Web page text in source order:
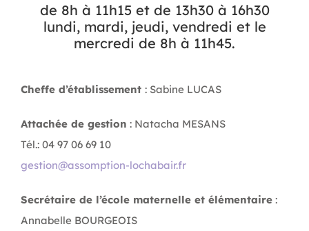
de 8h à 11h15 et de 13h30 à 16h30
lundi, mardi, jeudi, vendredi et le
mercredi de 8h à 11h45.
Cheffe d’établissement : Sabine LUCAS
Attachée de gestion : Natacha MESANS
Tél.: 04 97 06 69 10
gestion@assomption-lochabair.fr
Secrétaire de l’école maternelle et élémentaire:
Annabelle BOURGEOIS